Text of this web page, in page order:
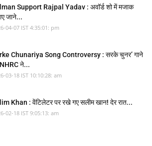
Support Rajpal Yadav : अवॉर्ड शो में मजाक
जाने...
04-07 IST 4:35:01: pm
Chunariya Song Controversy : सरके चुनर’ गाने
ने...
03-18 IST 10:10:28: am
Khan : वेंटिलेटर पर रखे गए सलीम खान! देर रात...
02-18 IST 9:05:13: am